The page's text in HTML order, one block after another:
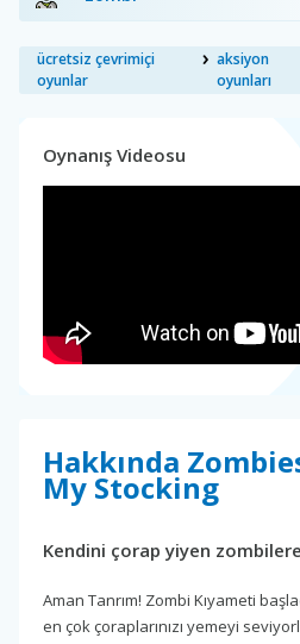
ücretsiz çevrimiçi
oyunlar
aksiyon
oyunları
Oynanış Videosu
Hakkında
My Stocking
Kendini çorap yiyen
Aman Tanrım! Zombi Kıyameti
en çok çoraplarınızı yemeyi